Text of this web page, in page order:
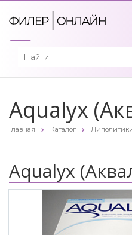
Aqualyx
Главная Каталог
Aqualyx